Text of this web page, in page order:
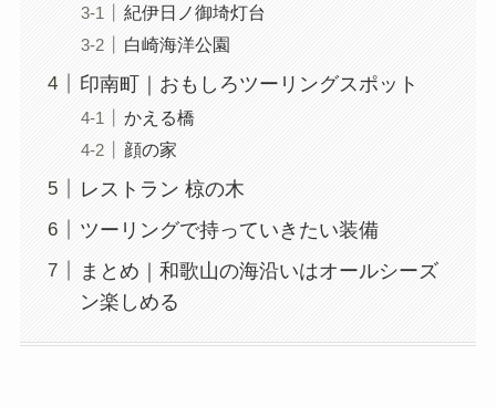
紀伊日ノ御埼灯台
白崎海洋公園
印南町｜おもしろツーリングスポット
かえる橋
顔の家
レストラン 椋の木
ツーリングで持っていきたい装備
まとめ｜和歌山の海沿いはオールシーズ
ン楽しめる